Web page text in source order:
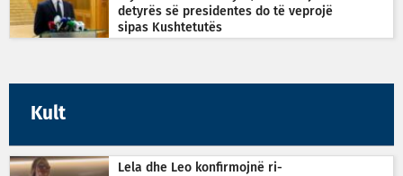
detyrës së presidentes do të veprojë
sipas Kushtetutës
Kult
Lela dhe Leo konfirmojnë ri-